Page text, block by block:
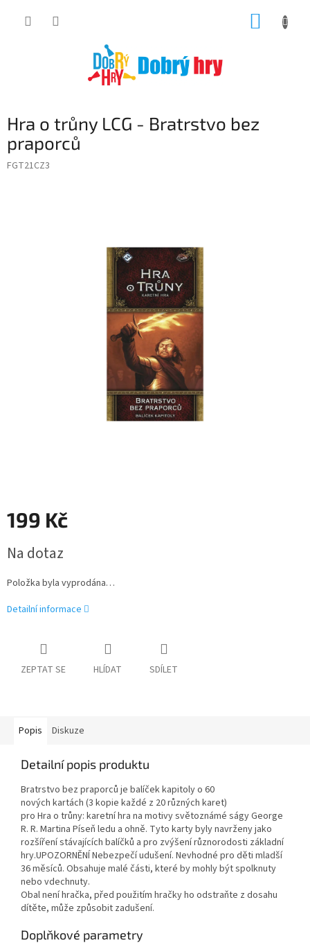
Hra o trůny LCG - Bratrstvo bez
praporců
FGT21CZ3
199 Kč
cena:
Na dotaz
Položka byla vyprodána…
Detailní informace
ZEPTAT SE HLÍDAT SDÍLET
Popis Diskuze
Detailní popis produktu
Bratrstvo bez praporců je balíček kapitoly o 60
nových kartách (3 kopie každé z 20 různých karet)
pro Hra o trůny: karetní hra na motivy světoznámé ságy George
R. R. Martina Píseň ledu a ohně. Tyto karty byly navrženy jako
rozšíření stávajících balíčků a pro zvýšení různorodosti základní
hry.UPOZORNĚNÍ Nebezpečí udušení. Nevhodné pro děti mladší
36 měsíců. Obsahuje malé části, které by mohly být spolknuty
nebo vdechnuty.
Obal není hračka, před použitím hračky ho odstraňte z dosahu
dítěte, může způsobit zadušení.
Doplňkové parametry